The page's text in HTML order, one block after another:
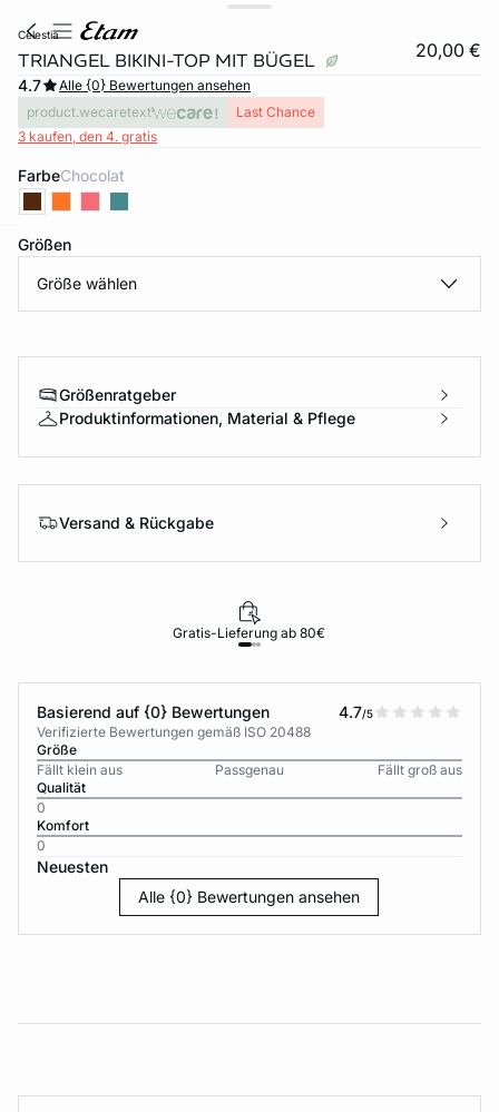
celestia
TRIANGEL BIKINI-TOP MIT BÜGEL 20,00 €
4.7
Alle {0} Bewertungen ansehen
product.wecaretext
Last Chance
3 kaufen, den 4. gratis
Farbe chocolat
Größen
Größe wählen
Größenratgeber
Produktinformationen, Material & Pflege
Versand & Rückgabe
Gratis-Lieferung ab 80€
Basierend auf {0} Bewertungen 4.7/5
Verifizierte Bewertungen gemäß ISO 20488
Größe
Fällt klein aus
Passgenau
Fällt groß aus
Qualität
0
Komfort
0
Neuesten
Alle {0} Bewertungen ansehen